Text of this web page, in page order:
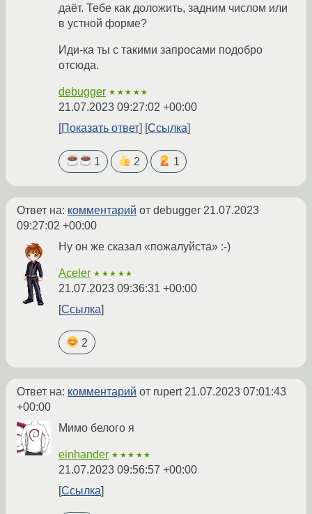
даёт. Тебе как доложить, задним числом или
в устной форме?
Иди-ка ты с такими запросами подобро
отсюда.
debugger ★★★★★
21.07.2023 09:27:02 +00:00
Показать ответ
Ссылка
1 2 1
Ответ на: комментарий от debugger 21.07.2023
09:27:02 +00:00
Ну он же сказал «пожалуйста» :-)
Aceler ★★★★★
21.07.2023 09:36:31 +00:00
Ссылка
2
Ответ на: комментарий от rupert 21.07.2023 07:01:43
+00:00
Мимо белого я
einhander ★★★★★
21.07.2023 09:56:57 +00:00
Ссылка